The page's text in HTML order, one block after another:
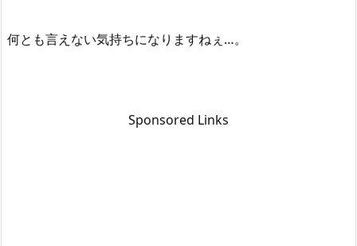
何とも言えない気持ちになりますねぇ…。
Sponsored Links